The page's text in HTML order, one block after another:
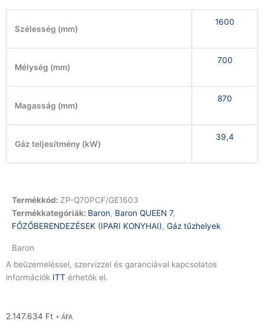
Szélesség (mm)
1600
Mélység (mm)
700
Magasság (mm)
870
Gáz teljesítmény (kW)
39,4
Termékkód: ZP-Q70PCF/GE1603
Termékkategóriák: Baron, Baron QUEEN 7,
FŐZŐBERENDEZÉSEK (IPARI KONYHAI), Gáz tűzhelyek
Baron
A beüzemeléssel, szervizzel és garanciával kapcsolatos
információk ITT érhetők el.
2.147.634 Ft + ÁFA